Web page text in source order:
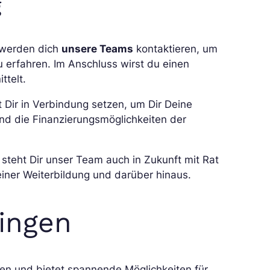
dich unsere Teams kontaktieren, um
Im Anschluss wirst du einen
in Verbindung setzen, um Dir Deine
die Finanzierungsmöglichkeiten der
Dir unser Team auch in Zukunft mit Rat
Weiterbildung und darüber hinaus.